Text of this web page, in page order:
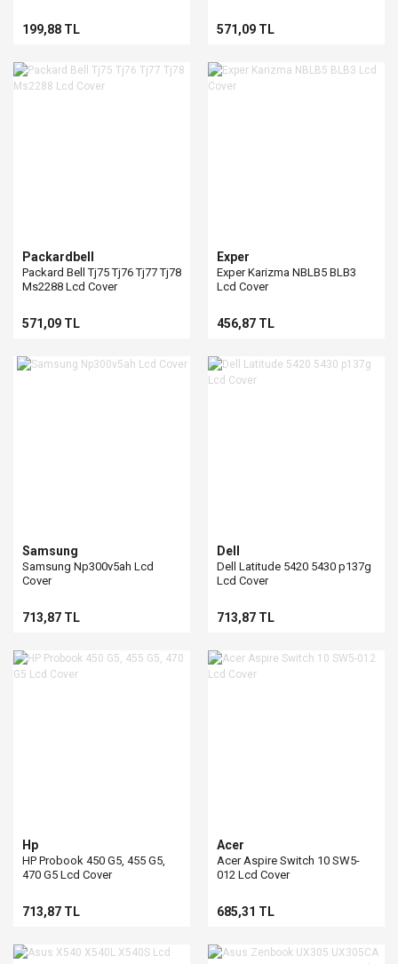
199,88 TL 571,09 TL
Packardbell
Packard Bell Tj75 Tj76 Tj77 Tj78
Ms2288 Lcd Cover
571,09 TL
Exper
Exper Karizma NBLB5 BLB3
Lcd Cover
456,87 TL
Samsung
Samsung Np300v5ah Lcd
Cover
713,87 TL
Dell
Dell Latitude 5420 5430 p137g
Lcd Cover
713,87 TL
Hp
HP Probook 450 G5, 455 G5,
470 G5 Lcd Cover
713,87 TL
Acer
Acer Aspire Switch 10 SW5-
012 Lcd Cover
685,31 TL